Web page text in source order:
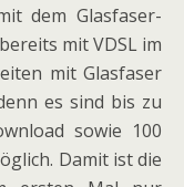
dem Glasfaser-
mit VDSL im
mit Glasfaser
es sind bis zu
sowie 100
Damit ist die